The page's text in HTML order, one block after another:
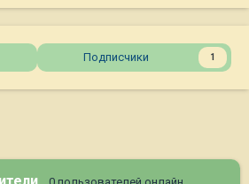
Подписчики 1